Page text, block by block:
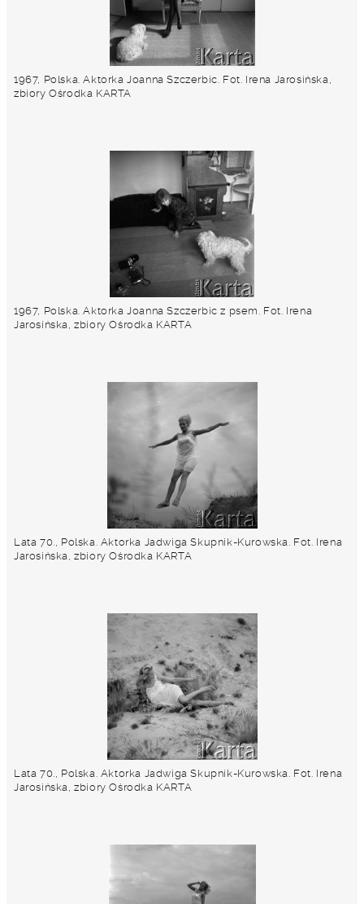
1967, Polska. Aktorka Joanna Szczerbic. Fot. Irena Jarosińska,
zbiory Ośrodka KARTA
1967, Polska. Aktorka Joanna Szczerbic z psem. Fot. Irena
Jarosińska, zbiory Ośrodka KARTA
Lata 70., Polska. Aktorka Jadwiga Skupnik-Kurowska. Fot. Irena
Jarosińska, zbiory Ośrodka KARTA
Lata 70., Polska. Aktorka Jadwiga Skupnik-Kurowska. Fot. Irena
Jarosińska, zbiory Ośrodka KARTA